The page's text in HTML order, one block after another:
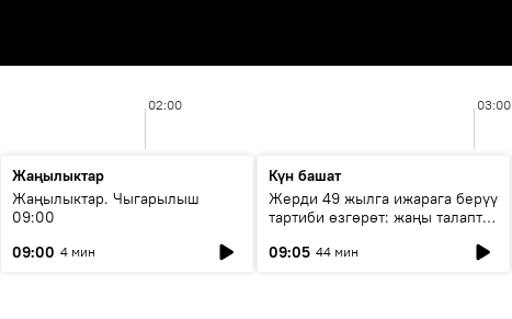
02:00 03:00
Жаңылыктар
Жаңылыктар. Чыгарылыш
09:00
09:00 4 мин
Күн башат
Жерди 49 жылга ижарага берүү
тартиби өзгөрөт: жаңы талаптар
09:05 44 мин